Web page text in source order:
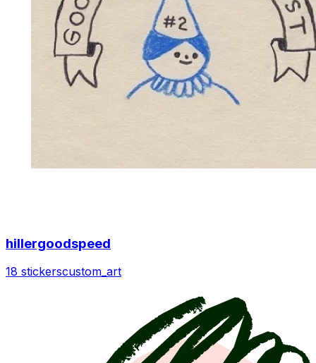
hillergoodspeed
18 stickerscustom_art